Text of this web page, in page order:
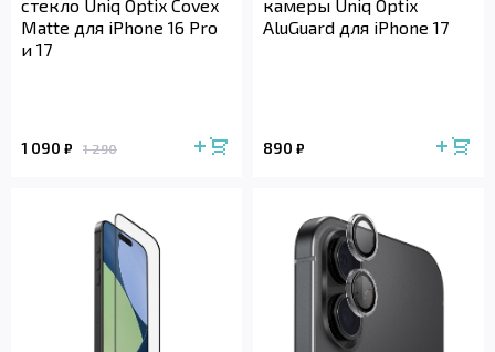
стекло Uniq Optix Covex
Matte для iPhone 16 Pro
и 17
1 090 ₽ 1 290
камеры Uniq Optix
AluGuard для iPhone 17
890 ₽